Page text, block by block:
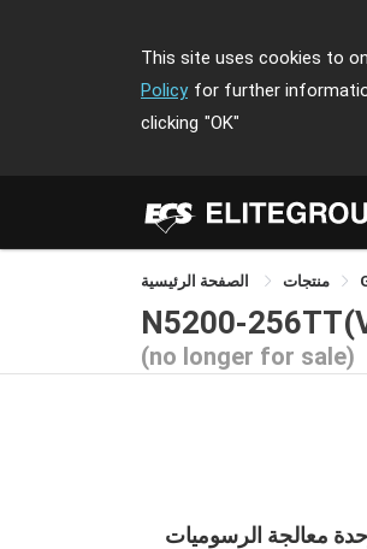
This site uses cookies to
Policy for further
clicking "OK"
منتجات
N5200-
(no longer for sale)
معالجة الرسوميات